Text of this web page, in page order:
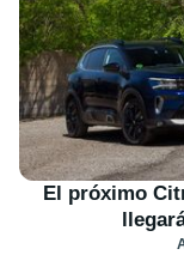
El próximo